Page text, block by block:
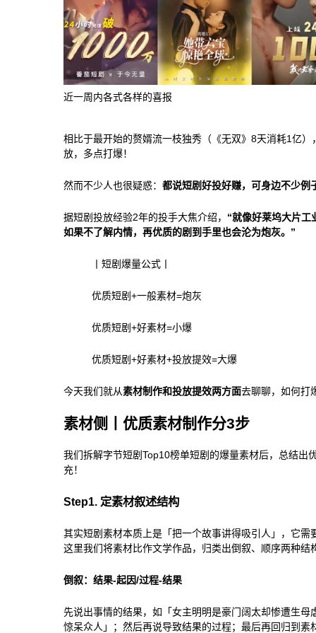
近一周内各式各样的喜报
相比于最开始的赘婿流一枝独秀（《无双》8天消耗1亿
放，多点打爆！
然而不少人也很疑惑： 都说短剧好投好赚，可身边不少例
据短剧投放经验2年的投手大焦介绍， “就像好莱坞大片工
如果不了解内情，再优质的剧到手里也会沦为炮灰。”
丨短剧爆量公式丨
优质短剧+一般素材=炮灰
优质短剧+好素材=小爆
优质短剧+好素材+投放提效=大爆
今天我们就从素材制作和投放提效两方面去聊聊，如何打
素材侧丨优质素材制作分3步
我们拆解字节短剧Top10榜单短剧的爆量素材后，总结出
充！
Step1. 定素材叙述结构
其实短剧素材本质上是「把一个故事讲得吸引人」，它需
这里我们将素材比作文学作品，归类出倒叙、顺序两种结
倒叙：结果-起因/过程-结果
先说出事情的结果，如「女主明明是豪门阔太却惨遭生母
惊呆众人」；然后再说导致结果的过程；最后再回归到素